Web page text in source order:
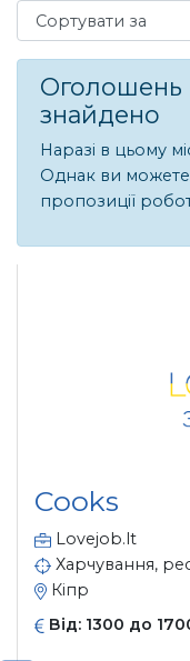
Сортувати за
Оголошень
знайдено
Наразі в цьому
Однак ви можете
пропозиції
Cooks
Lovejob.lt
Харчування,
Кіпр
Від: 1300 до